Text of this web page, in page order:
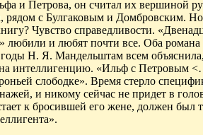
и Петрова, он считал их вершиной
рядом с Булгаковым и Домбровским. Но
Чувство справедливости.
любили и любят почти все. Оба романа
Н. Я. Мандельштам всем
интеллигенцию. «Ильф с Петровым
слободке». Время стерло
и никому сейчас не придет в
к бросившей его жене, должен был